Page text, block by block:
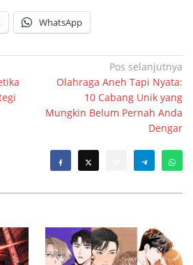
WhatsApp
Pos selanjutnya
Olahraga Aneh Tapi Nyata:
10 Cabang Unik yang
Mungkin Belum Pernah Anda
Dengar